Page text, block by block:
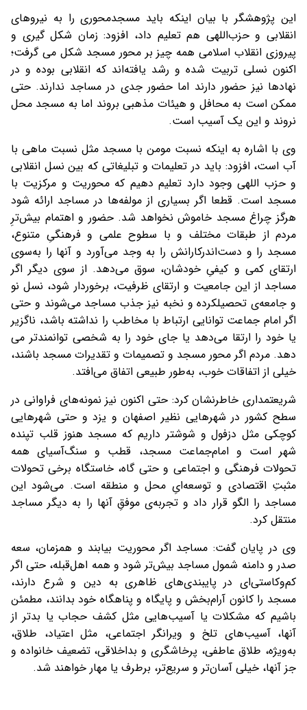
این پژوهشگر با بیان اینکه باید مسجدمحوری را به نیروهای
انقلابی و حزب‌اللهی هم تعلیم داد، افزود: زمان شکل گیری و
پیروزی انقلاب اسلامی همه چیز بر محور مسجد شکل می گرفت؛
اکنون نسلی تربیت شده و رشد یافته‌اند که انقلابی بوده و در
نهادها نیز حضور دارند اما حضور جدی در مساجد ندارند. حتی
ممکن است به محافل و هیئات مذهبی بروند اما به مسجد محل
نروند و این یک آسیب است.
وی با اشاره به اینکه نسبت مومن با مسجد مثل نسبت ماهی با
آب است، افزود: باید در تعلیمات و تبلیغاتی که بین نسل انقلابی
و حزب اللهی وجود دارد تعلیم دهیم که محوریت و مرکزیت با
مسجد است. قطعا اگر بسیاری از مولفه‌ها در مساجد ارائه شود
هرگز چراغ مسجد خاموش نخواهد شد. حضور و اهتمام بیش‌ترِ
مردم از طبقات مختلف و با سطوح علمی و فرهنگیِ متنوع،
مسجد را و دست‌اندرکارانش را به وجد می‌آورد و آنها را به‌سوی
ارتقای کمی و کیفیِ خودشان، سوق می‌دهد. از سوی دیگر اگر
مساجد از این جامعیت و ارتقای ظرفیت، برخوردار شود، نسل نو
و جامعه‌ی تحصیلکرده و نخبه نیز جذب مساجد می‌شوند و حتی
اگر امام جماعت توانایی ارتباط با مخاطب را نداشته باشد، ناگزیر
یا خود را ارتقا می‌دهد یا جای خود را به شخصی توانمندتر می
دهد. مردم اگر محور مسجد و تصمیمات و تقدیرات مسجد باشند،
خیلی از اتفاقات خوب، به‌طور طبیعی اتفاق می‌افتد.
شریعتمداری خاطرنشان کرد: حتی اکنون نیز نمونه‌های فراوانی در
سطح کشور در شهرهایی نظیر اصفهان و یزد و حتی شهرهایی
کوچکی مثل دزفول و شوشتر داریم که مسجد هنوز قلب تپنده
شهر است و امام‌جماعت مسجد، قطب و سنگ‌آسیای همه
تحولات فرهنگی و اجتماعی و حتی گاه، خاستگاه برخی تحولات
مثبتِ اقتصادی و توسعه‌ایِ محل و منطقه است. می‌شود این
مساجد را الگو قرار داد و تجربه‌ی موفقِ آنها را به دیگر مساجد
منتقل کرد.
وی در پایان گفت: مساجد اگر محوریت بیابند و همزمان، سعه‌
صدر و دامنه‌ شمول مساجد بیش‌تر شود و همه‌ اهل‌قبله، حتی اگر
کم‌وکاستی‌ای در پایبندی‌های ظاهری به دین و شرع دارند،
مسجد را کانون آرام‌بخش و پایگاه و پناهگاه خود بدانند، مطمئن
باشیم که مشکلات یا آسیب‌هایی مثل کشف حجاب یا بدتر از
آنها، آسیب‌های تلخ و ویرانگر اجتماعی، مثل اعتیاد، طلاق،
به‌ویژه، طلاق عاطفی، پرخاشگری و بداخلاقی، تضعیف خانواده و
جز آنها، خیلی آسان‌تر و سریع‌تر، برطرف یا مهار خواهند شد.